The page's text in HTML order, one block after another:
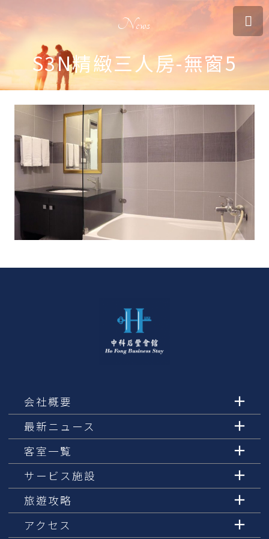
News
S3N精緻三人房-無窗5
会社概要
最新ニュース
客室一覧
サービス施設
旅遊攻略
アクセス